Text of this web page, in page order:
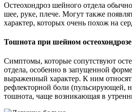
Остеохондроз шейного отдела
шее, руке, плече. Могут также
характер, которых очень похож на
Тошнота при шейном остеохондрозе
Симптомы, которые сопутствуют
отдела, особенно в запущенной
выраженный характер. К ним
рефлекторной боли (пульсирующей,
тошнота, чаще возникающая в